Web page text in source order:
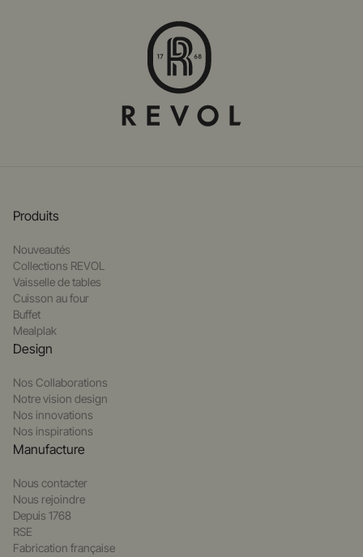
Produits
Nouveautés
Collections REVOL
Vaisselle de tables
Cuisson au four
Buffet
Mealplak
Design
Nos Collaborations
Notre vision design
Nos innovations
Nos inspirations
Manufacture
Nous contacter
Nous rejoindre
Depuis 1768
RSE
Fabrication française